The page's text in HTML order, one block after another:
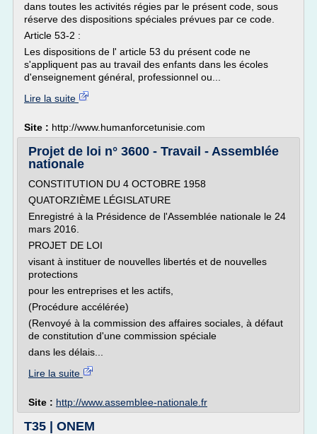
dans toutes les activités régies par le présent code, sous
réserve des dispositions spéciales prévues par ce code.
Article 53-2 :
Les dispositions de l' article 53 du présent code ne
s'appliquent pas au travail des enfants dans les écoles
d'enseignement général, professionnel ou...
Lire la suite
Site : http://www.humanforcetunisie.com
Projet de loi n° 3600 - Travail - Assemblée
nationale
CONSTITUTION DU 4 OCTOBRE 1958
QUATORZIÈME LÉGISLATURE
Enregistré à la Présidence de l'Assemblée nationale le 24
mars 2016.
PROJET DE LOI
visant à instituer de nouvelles libertés et de nouvelles
protections
pour les entreprises et les actifs,
(Procédure accélérée)
(Renvoyé à la commission des affaires sociales, à défaut
de constitution d'une commission spéciale
dans les délais...
Lire la suite
Site : http://www.assemblee-nationale.fr
T35 | ONEM